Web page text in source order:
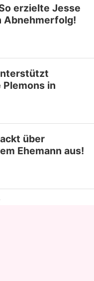
erzielte Jesse
Abnehmerfolg!
Plemons in
über
Ehemann aus!